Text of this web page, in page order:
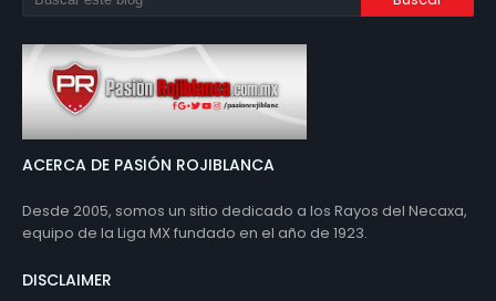
ACERCA DE PASIÓN ROJIBLANCA
Desde 2005, somos un sitio dedicado a los Rayos del Necaxa,
equipo de la Liga MX fundado en el año de 1923.
DISCLAIMER